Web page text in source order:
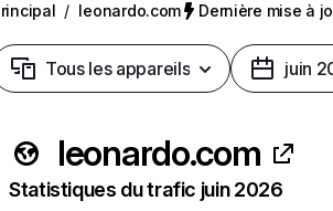
/ leonardo.com Dernière mise à
Tous les appareils juin
leonardo.com
Statistiques du trafic juin 2026